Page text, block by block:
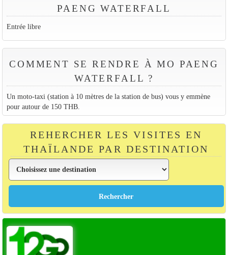
PAENG WATERFALL
Entrée libre
COMMENT SE RENDRE À MO PAENG
WATERFALL ?
Un moto-taxi (station à 10 mètres de la station de bus) vous y emmène
pour autour de 150 THB.
REHERCHER LES VISITES EN
THAÏLANDE PAR DESTINATION